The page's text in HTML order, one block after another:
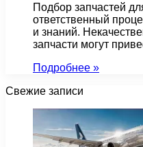
Подбор запчастей
ответственный
и знаний.
запчасти могут
Подробнее »
Свежие записи